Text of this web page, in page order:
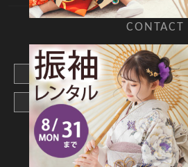
CONTACT
webでご予約はこ
メールでお問合わ